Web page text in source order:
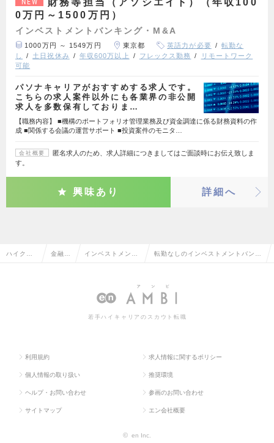
NEW
財務等担当（アソシエイト）（年収100
0万円～1500万円）
インベストメントバンキング・M&A
1000万円 ～ 1549万円 東京都 英語力が必要
転勤な
し
土日祝休み 年収600万以上 フレックス勤務
リモートワーク
可能
パソナキャリアがおすすめする求人です。
こちらの求人案件以外にも各業界の非公開
求人を多数保有しておりま…
【職務内容】 ■機構のポートフォリオ管理業務及び資金調達に係る財務資料の作
成 ■関係する会議の運営サポート ■投資案件のモニタ…
会社概要
匿名求人のため、求人詳細につきましてはご面談時にお伝え致しま
す。
興味あり 詳細へ
ハイクラ 金融系 インベストメント 転勤なしのインベストメントバンキ
若手ハイキャリアのスカウト転職
利用規約 求人情報に関するポリシー
個人情報の取り扱い 推奨環境
ヘルプ・お問い合わせ 参画のお問い合わせ
サイトマップ エン会社概要
© en Inc.